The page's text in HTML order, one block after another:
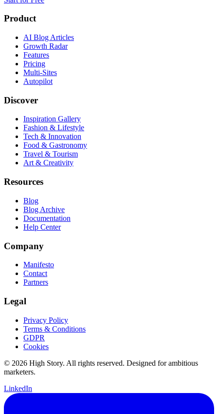
Product
AI Blog Articles
Growth Radar
Features
Pricing
Multi-Sites
Autopilot
Discover
Inspiration Gallery
Fashion & Lifestyle
Tech & Innovation
Food & Gastronomy
Travel & Tourism
Art & Creativity
Resources
Blog
Blog Archive
Documentation
Help Center
Company
Manifesto
Contact
Partners
Legal
Privacy Policy
Terms & Conditions
GDPR
Cookies
© 2026 High Story. All rights reserved. Designed for ambitious
marketers.
LinkedIn